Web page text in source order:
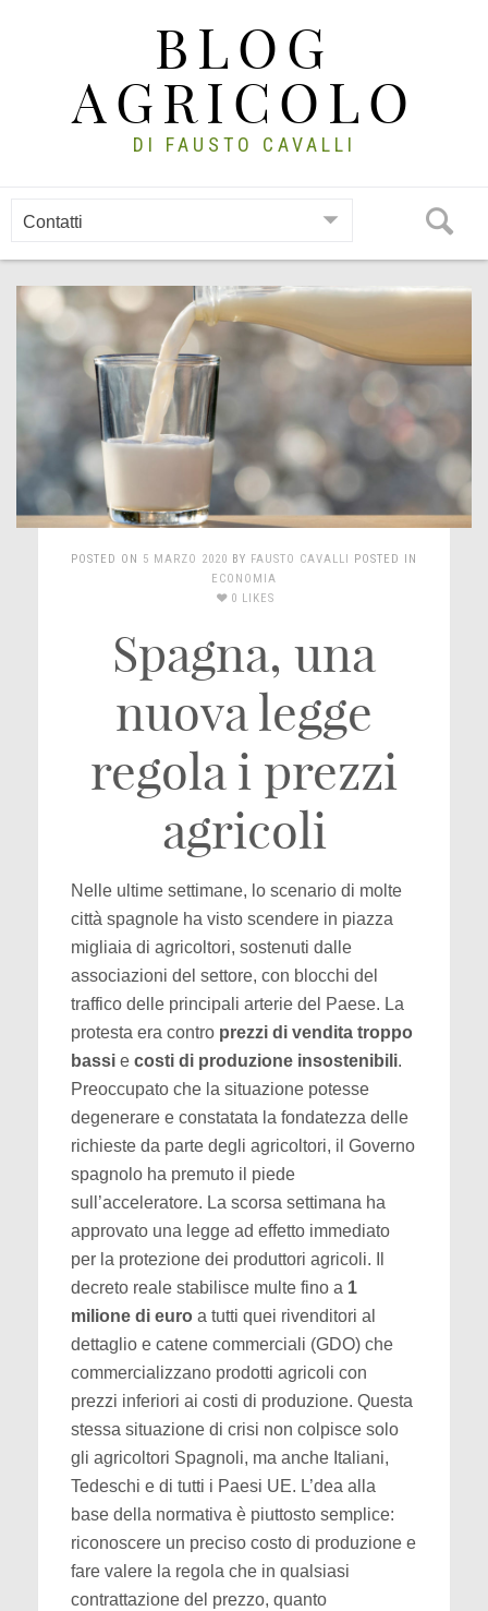
BLOG
AGRICOLO
DI FAUSTO CAVALLI
POSTED ON 5 MARZO 2020 BY FAUSTO CAVALLI
POSTED IN
ECONOMIA
0 LIKES
Spagna, una
nuova legge
regola i prezzi
agricoli
Nelle ultime settimane, lo scenario di molte
città spagnole ha visto scendere in piazza
migliaia di agricoltori, sostenuti dalle
associazioni del settore, con blocchi del
traffico delle principali arterie del Paese. La
protesta era contro prezzi di vendita troppo
bassi e costi di produzione insostenibili.
Preoccupato che la situazione potesse
degenerare e constatata la fondatezza delle
richieste da parte degli agricoltori, il Governo
spagnolo ha premuto il piede
sull’acceleratore. La scorsa settimana ha
approvato una legge ad effetto immediato
per la protezione dei produttori agricoli.
decreto reale stabilisce multe fino a 1
milione di euro a tutti quei rivenditori al
dettaglio e catene commerciali (GDO) che
commercializzano prodotti agricoli con
prezzi inferiori ai costi di produzione. Questa
stessa situazione di crisi non colpisce solo
gli agricoltori Spagnoli, ma anche Italiani,
Tedeschi e di tutti i Paesi UE. L’dea alla
base della normativa è piuttosto semplice:
riconoscere un preciso costo di produzione e
fare valere la regola che in qualsiasi
contrattazione del prezzo, quanto